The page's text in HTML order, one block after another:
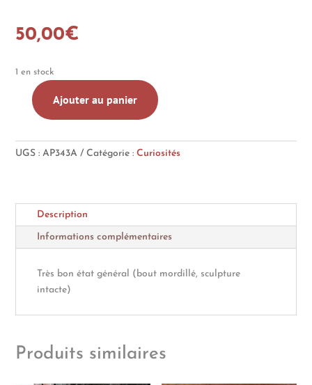
50,00€
1 en stock
quantité
Pipe
en
bruyère,
sculptée
Marianne,
début
XXème
Ajouter au panier
UGS :AP343A Catégorie :Curiosités
Description
Informations complémentaires
Très bon état général (bout mordillé, sculpture
intacte)
Produits similaires